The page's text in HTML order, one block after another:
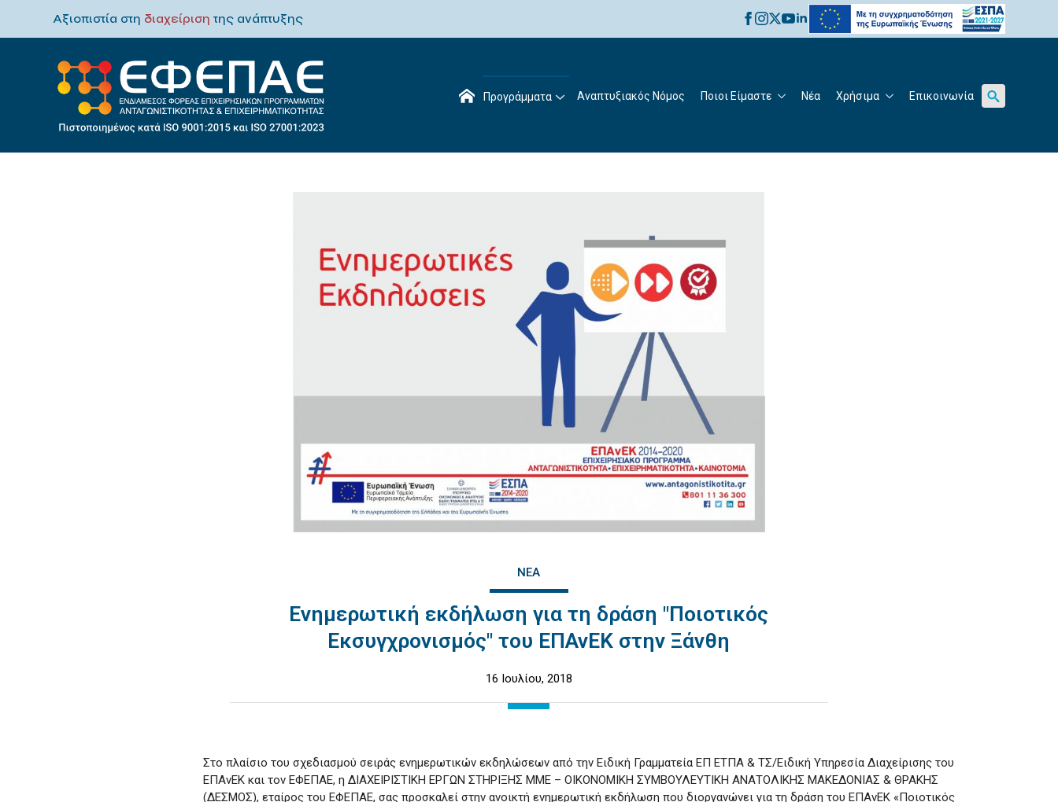
Αξιοπιστία στη διαχείριση της ανάπτυξης
Προγράμματα Αναπτυξιακός Νόμος Ποιοι Είμαστε Νέα Χρήσιμα Επικοινωνία
for:
ΝΈΑ
Ενημερωτική εκδήλωση για τη δράση "Ποιοτικός
Εκσυγχρονισμός" του ΕΠΑνΕΚ στην Ξάνθη
16 Ιουλίου, 2018
Στο πλαίσιο του σχεδιασμού σειράς ενημερωτικών εκδηλώσεων από την Ειδική Γραμματεία ΕΠ ΕΤΠΑ & ΤΣ/Ειδική Υπηρεσία Διαχείρισης του
ΕΠΑνΕΚ και τον ΕΦΕΠΑΕ, η ΔΙΑΧΕΙΡΙΣΤΙΚΗ ΕΡΓΩΝ ΣΤΗΡΙΞΗΣ ΜΜΕ – ΟΙΚΟΝΟΜΙΚΗ ΣΥΜΒΟΥΛΕΥΤΙΚΗ ΑΝΑΤΟΛΙΚΗΣ ΜΑΚΕΔΟΝΙΑΣ & ΘΡΑΚΗΣ
(ΔΕΣΜΟΣ), εταίρος του ΕΦΕΠΑΕ, σας προσκαλεί στην ανοικτή ενημερωτική εκδήλωση που διοργανώνει για τη δράση του ΕΠΑνΕΚ «Ποιοτικός